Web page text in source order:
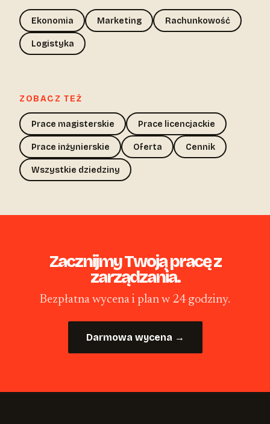
Ekonomia Marketing Rachunkowość
Logistyka
ZOBACZ TEŻ
Prace magisterskie Prace licencjackie
Prace inżynierskie Oferta Cennik
Wszystkie dziedziny
Zacznijmy Twoją pracę z
zarządzania.
Bezpłatna wycena i plan w 24 godziny.
Darmowa wycena →